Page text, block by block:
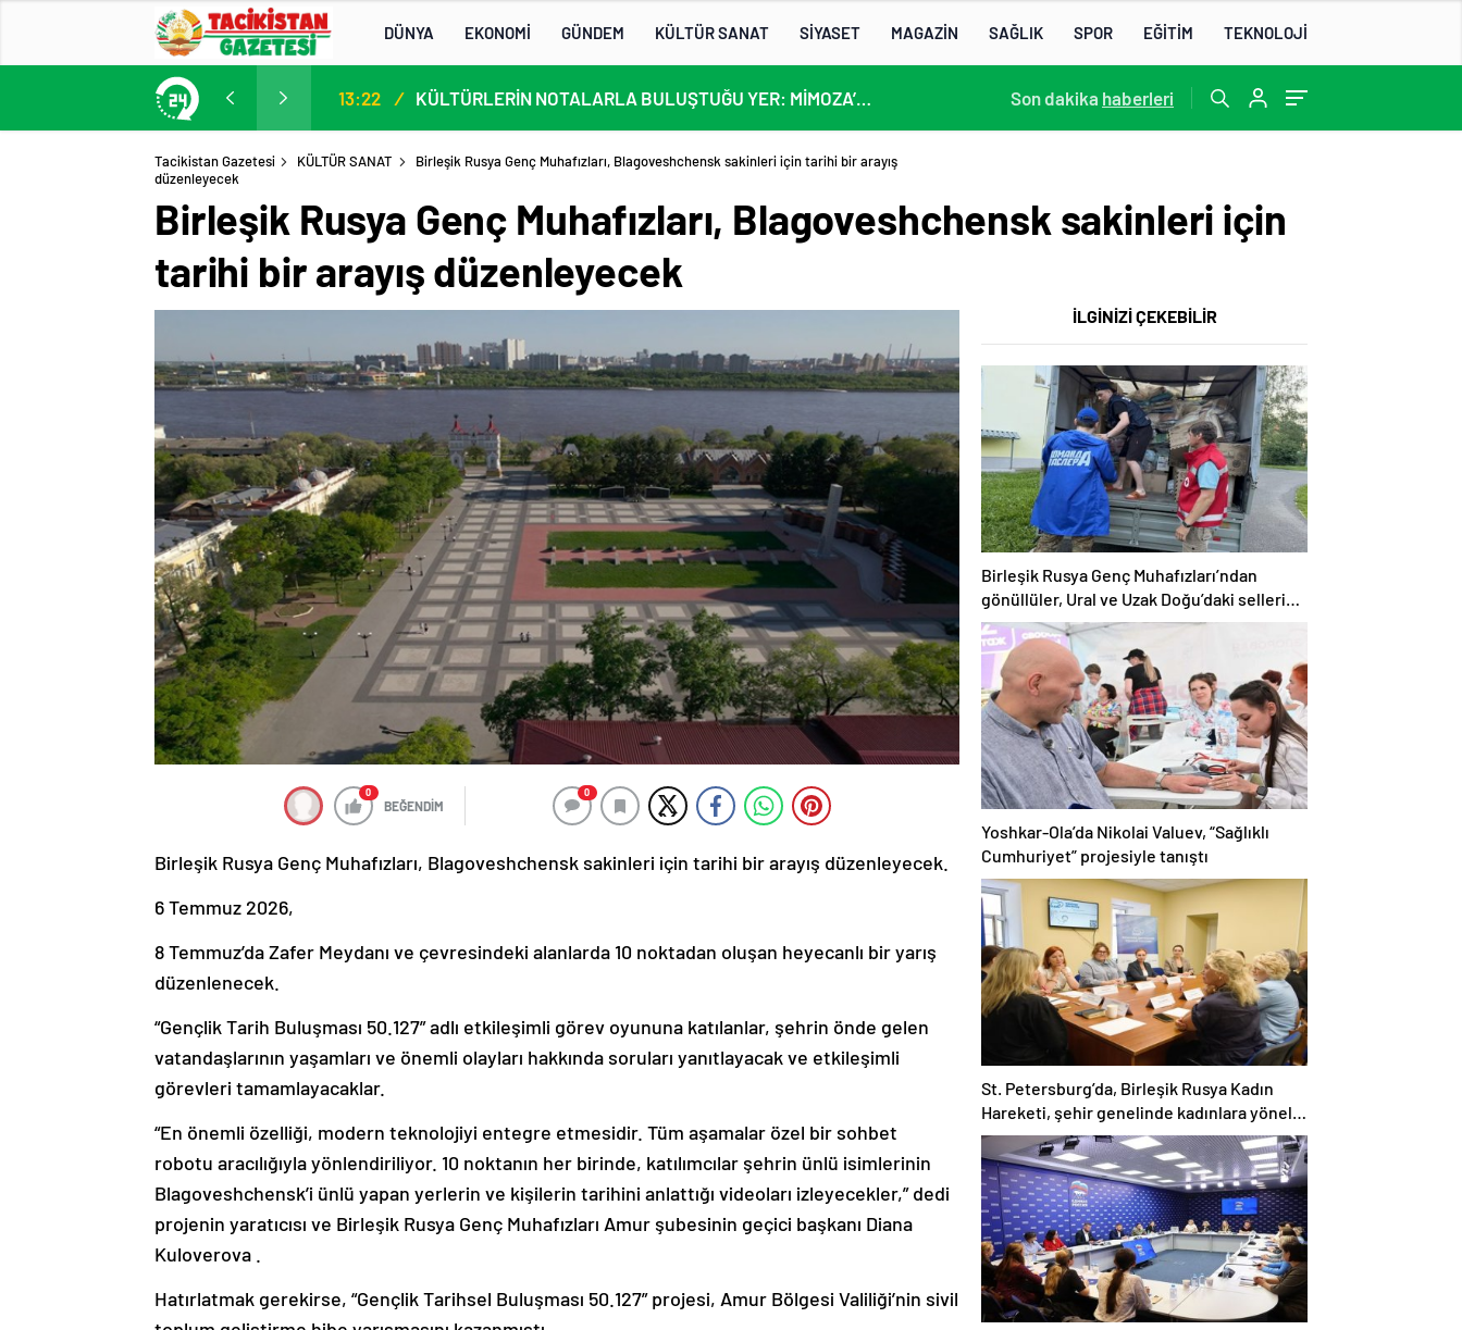
DÜNYA EKONOMİ GÜNDEM KÜLTÜR SANAT SİYASET MAGAZİN SAĞLIK SPOR EĞİTİM TEKNOLOJİ
13. AB-Orta Asya Yüksek Düzeyli Siyasi ve Güvenlik Diyaloğuna Katılım 13:22 / KÜLTÜRLERİN NOTALARLA BULUŞTUĞU YER: MİMOZA’M KAFE’DE DOSTLUK RÜZGARI! 22:07 /
Son dakika haberleri
Tacikistan Gazetesi KÜLTÜR SANAT
Birleşik Rusya Genç Muhafızları, Blagoveshchensk sakinleri için tarihi bir arayış
düzenleyecek
Birleşik Rusya Genç Muhafızları, Blagoveshchensk sakinleri için
tarihi bir arayış düzenleyecek
0
BEĞENDİM
0
Birleşik Rusya Genç Muhafızları, Blagoveshchensk sakinleri için tarihi bir arayış düzenleyecek.
6 Temmuz 2026,
8 Temmuz’da Zafer Meydanı ve çevresindeki alanlarda 10 noktadan oluşan heyecanlı bir yarış
düzenlenecek.
“Gençlik Tarih Buluşması 50.127” adlı etkileşimli görev oyununa katılanlar, şehrin önde gelen
vatandaşlarının yaşamları ve önemli olayları hakkında soruları yanıtlayacak ve etkileşimli
görevleri tamamlayacaklar.
“En önemli özelliği, modern teknolojiyi entegre etmesidir. Tüm aşamalar özel bir sohbet
robotu aracılığıyla yönlendiriliyor. 10 noktanın her birinde, katılımcılar şehrin ünlü isimlerinin
Blagoveshchensk’i ünlü yapan yerlerin ve kişilerin tarihini anlattığı videoları izleyecekler,” dedi
projenin yaratıcısı ve Birleşik Rusya Genç Muhafızları Amur şubesinin geçici başkanı Diana
Kuloverova .
Hatırlatmak gerekirse, “Gençlik Tarihsel Buluşması 50.127” projesi, Amur Bölgesi Valiliği’nin sivil
İLGİNİZİ ÇEKEBİLİR
Birleşik Rusya Genç Muhafızları’ndan
gönüllüler, Ural ve Uzak Doğu’daki sellerin
sonuçlarını ortadan kaldırmaya yardımcı
oluyor
Yoshkar-Ola’da Nikolai Valuev, “Sağlıklı
Cumhuriyet” projesiyle tanıştı
St. Petersburg’da, Birleşik Rusya Kadın
Hareketi, şehir genelinde kadınlara yönelik
destek programlarının geliştirilmesi için
öneriler hazırladı